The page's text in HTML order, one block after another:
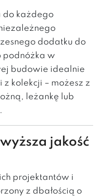
do każdego
dodatku do
podnóżka w
budowie idealnie
kolekcji – możesz z
leżankę lub
jakość
projektantów i
z dbałością o